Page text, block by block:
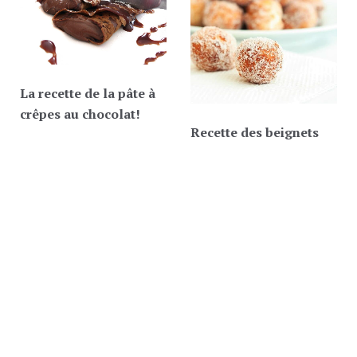
La recette de la pâte à
crêpes au chocolat!
Recette des beignets